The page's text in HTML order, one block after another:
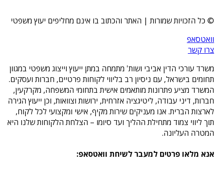
© כל הזכויות שמורות | האתר והכתוב בו אינם מחליפים יעוץ משפטי
וואטסאפ
צרו קשר
משרד עורכי הדין אביבי ושות' מתמחה במתן ייעוץ וייצוג משפטי במגוון
תחומים בישראל, עם ניסיון רב בליווי לקוחות פרטיים, חברות ועסקים.
המשרד מציע פתרונות מותאמים אישית בתחומי המשפחה, מקרקעין,
חברות, דיני עבודה, ליטיגציה אזרחית, ירושות וצוואות, וכן ייעוץ הגירה
לארצות הברית. אנו מעניקים שירות מקיף, אישי ומקצועי לכל לקוח,
תוך ליווי צמוד מתחילת ההליך ועד סיומו – הצלחת הלקוחות שלנו היא
המטרה העליונה.
אנא מלאו פרטים למעבר לשיחת וואטסאפ: